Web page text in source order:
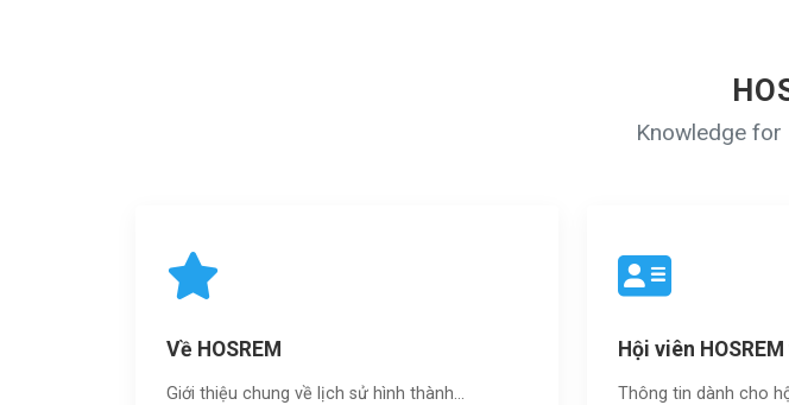
Knowledge
Về HOSREM
Giới thiệu chung về lịch sử hình thành...
Hội viên
Thông tin dành cho